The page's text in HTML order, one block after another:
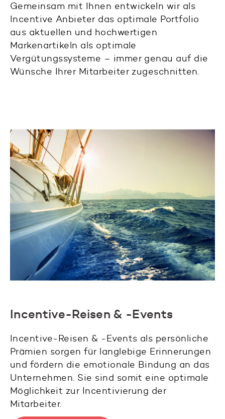
Gemeinsam mit Ihnen entwickeln wir als
Incentive Anbieter das optimale Portfolio
aus aktuellen und hochwertigen
Markenartikeln als optimale
Vergütungssysteme – immer genau auf die
Wünsche Ihrer Mitarbeiter zugeschnitten.
Incentive-Reisen & -Events
Incentive-Reisen & -Events als persönliche
Prämien sorgen für langlebige Erinnerungen
und fördern die emotionale Bindung an das
Unternehmen. Sie sind somit eine optimale
Möglichkeit zur Incentivierung der
Mitarbeiter.